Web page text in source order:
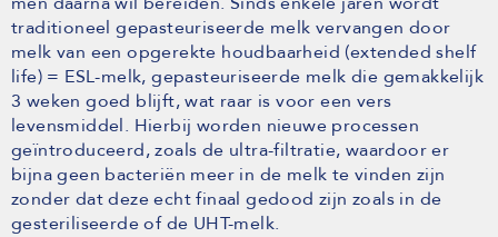
traditioneel gepasteuriseerde melk vervangen door
melk van een opgerekte houdbaarheid (extended shelf
life) = ESL-melk, gepasteuriseerde melk die gemakkelijk
3 weken goed blijft, wat raar is voor een vers
levensmiddel. Hierbij worden nieuwe processen
geïntroduceerd, zoals de ultra-filtratie, waardoor er
bijna geen bacteriën meer in de melk te vinden zijn
zonder dat deze echt finaal gedood zijn zoals in de
gesteriliseerde of de UHT-melk.